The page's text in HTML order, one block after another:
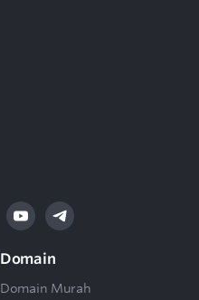
Domain
Domain Murah